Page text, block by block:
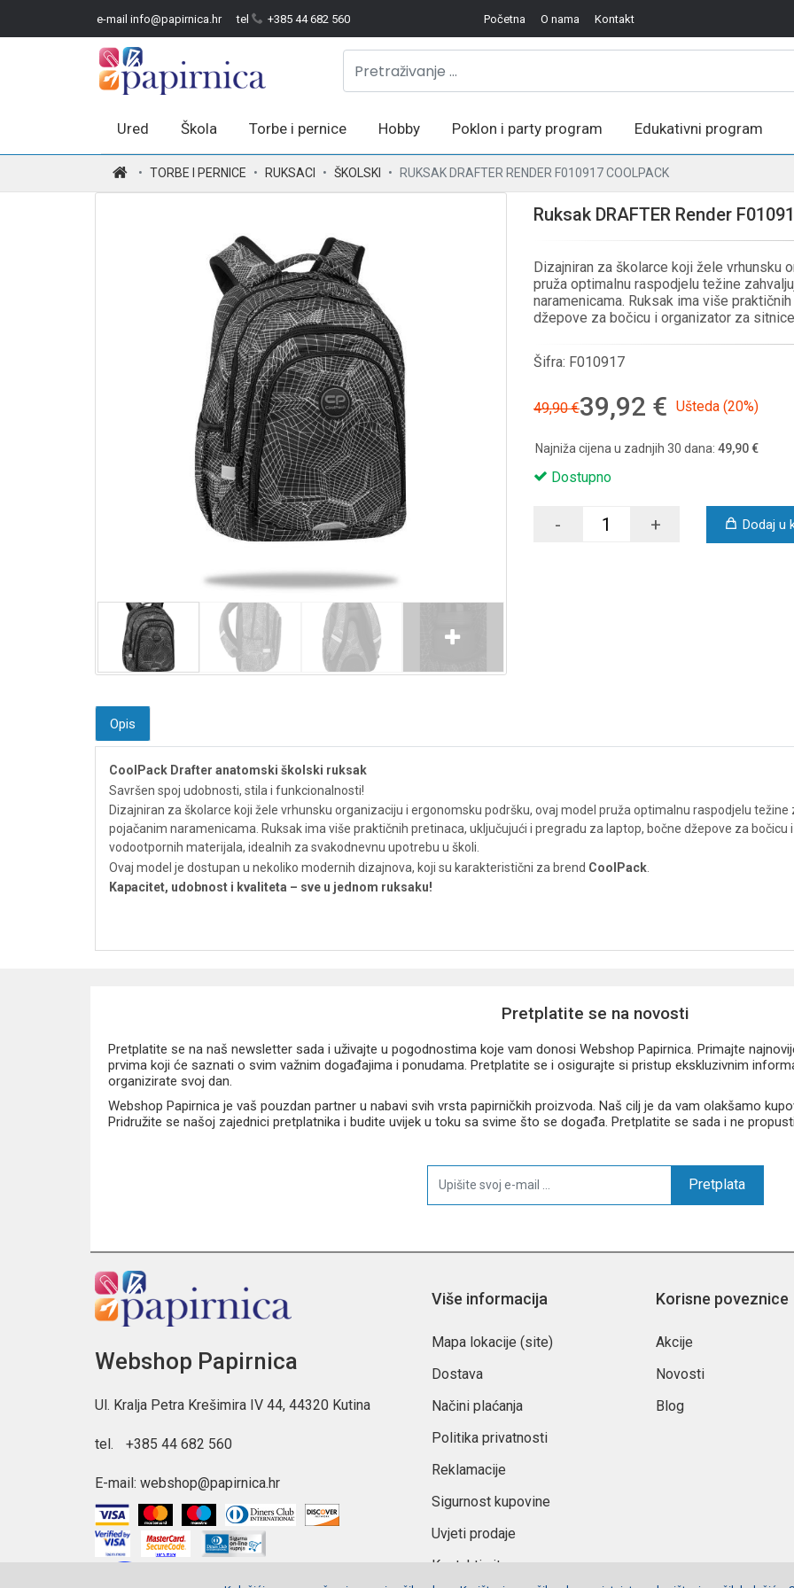
e-mail info@papirnica.hr tel +385 44 682 560 Početna O nama Kontakt
Ured Škola Torbe i pernice Hobby Poklon i party program Edukativni program
TORBE I PERNICE RUKSACI ŠKOLSKI RUKSAK DRAFTER RENDER F010917 COOLPACK
Ruksak DRAFTER Render
Dizajniran za školarce koji žele vrhunsku
pruža optimalnu raspodjelu težine
naramenicama. Ruksak ima više
džepove za bočicu i organizator za
Šifra: F010917
49,90 €39,92 € Ušteda (20%)
Najniža cijena u zadnjih 30 dana: 49,90 €
Dostupno
- + Dodaj u
Opis
CoolPack Drafter anatomski školski ruksak
Savršen spoj udobnosti, stila i funkcionalnosti!
Dizajniran za školarce koji žele vrhunsku organizaciju i ergonomsku podršku, ovaj model pruža optimalnu raspodjelu
pojačanim naramenicama. Ruksak ima više praktičnih pretinaca, uključujući i pregradu za laptop, bočne džepove za
vodootpornih materijala, idealnih za svakodnevnu upotrebu u školi.
Ovaj model je dostupan u nekoliko modernih dizajnova, koji su karakteristični za brend CoolPack
Kapacitet, udobnost i kvaliteta – sve u jednom ruksaku!
Pretplatite se na novosti
Pretplatite se na naš newsletter sada i uživajte u pogodnostima koje vam donosi Webshop Papirnica. Primajte
prvima koji će saznati o svim važnim događajima i ponudama. Pretplatite se i osigurajte si pristup ekskluzivnim
organizirate svoj dan.
Webshop Papirnica je vaš pouzdan partner u nabavi svih vrsta papirničkih proizvoda. Naš cilj je da vam olakšamo
Pridružite se našoj zajednici pretplatnika i budite uvijek u toku sa svime što se događa. Pretplatite se sada i ne
Pretplata
Webshop Papirnica
Ul. Kralja Petra Krešimira IV 44, 44320 Kutina
tel. +385 44 682 560
E-mail: webshop@papirnica.hr
Više informacija
Mapa lokacije (site)
Dostava
Načini plaćanja
Politika privatnosti
Reklamacije
Sigurnost kupovine
Uvjeti prodaje
Kontaktirajte nas
Korisne poveznice
Akcije
Novosti
Blog